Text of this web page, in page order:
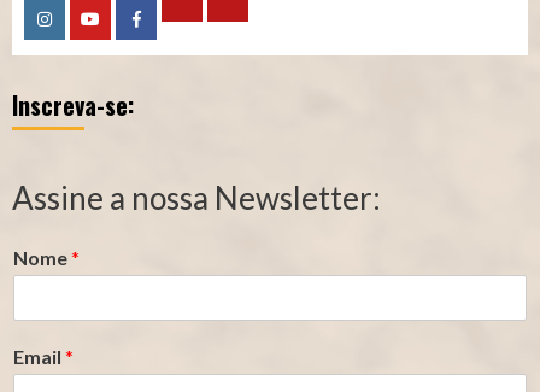
InstagramYouTubeFacebook
Calculadora
–
Segurado
Calculadora
–
Contribuição
Inscreva-se:
Assine a nossa Newsletter:
Nome*
Email *